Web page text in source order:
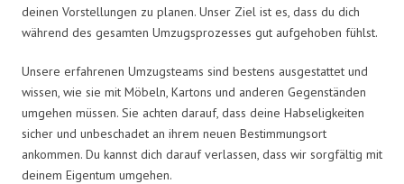
deinen Vorstellungen zu planen. Unser Ziel ist es, dass du dich
während des gesamten Umzugsprozesses gut aufgehoben fühlst.
Unsere erfahrenen Umzugsteams sind bestens ausgestattet und
wissen, wie sie mit Möbeln, Kartons und anderen Gegenständen
umgehen müssen. Sie achten darauf, dass deine Habseligkeiten
sicher und unbeschadet an ihrem neuen Bestimmungsort
ankommen. Du kannst dich darauf verlassen, dass wir sorgfältig mit
deinem Eigentum umgehen.